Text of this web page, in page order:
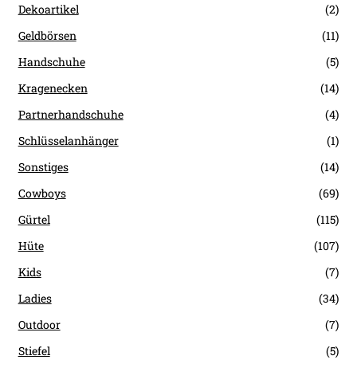
Dekoartikel
(2)
Geldbörsen
(11)
Handschuhe
(5)
Kragenecken
(14)
Partnerhandschuhe
(4)
Schlüsselanhänger
(1)
Sonstiges
(14)
Cowboys
(69)
Gürtel
(115)
Hüte
(107)
Kids
(7)
Ladies
(34)
Outdoor
(7)
Stiefel
(5)